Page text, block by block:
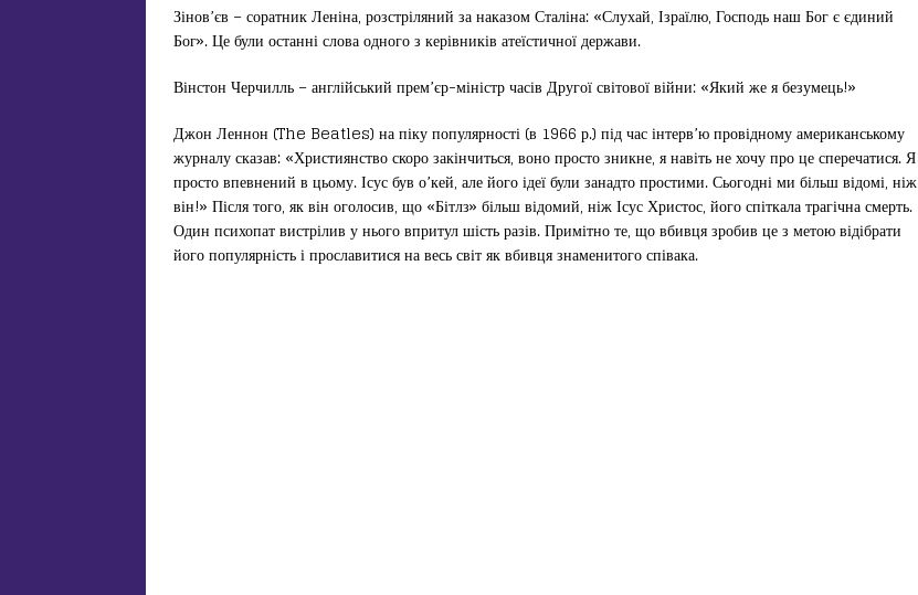
Зінов’єв – соратник Леніна, розстріляний за наказом Сталіна: «Слухай, Ізраїлю, Господь наш Бог є єдиний
Бог». Це були останні слова одного з керівників атеїстичної держави.
Вінстон Черчилль – англійський прем’єр-міністр часів Другої світової війни: «Який же я безумець!»
Джон Леннон (The Beatles) на піку популярності (в 1966 р.) під час інтерв’ю провідному американському
журналу сказав: «Християнство скоро закінчиться, воно просто зникне, я навіть не хочу про це сперечатися. Я
просто впевнений в цьому. Ісус був о’кей, але його ідеї були занадто простими. Сьогодні ми більш відомі, ніж
він!» Після того, як він оголосив, що «Бітлз» більш відомий, ніж Ісус Христос, його спіткала трагічна смерть.
Один психопат вистрілив у нього впритул шість разів. Примітно те, що вбивця зробив це з метою відібрати
його популярність і прославитися на весь світ як вбивця знаменитого співака.